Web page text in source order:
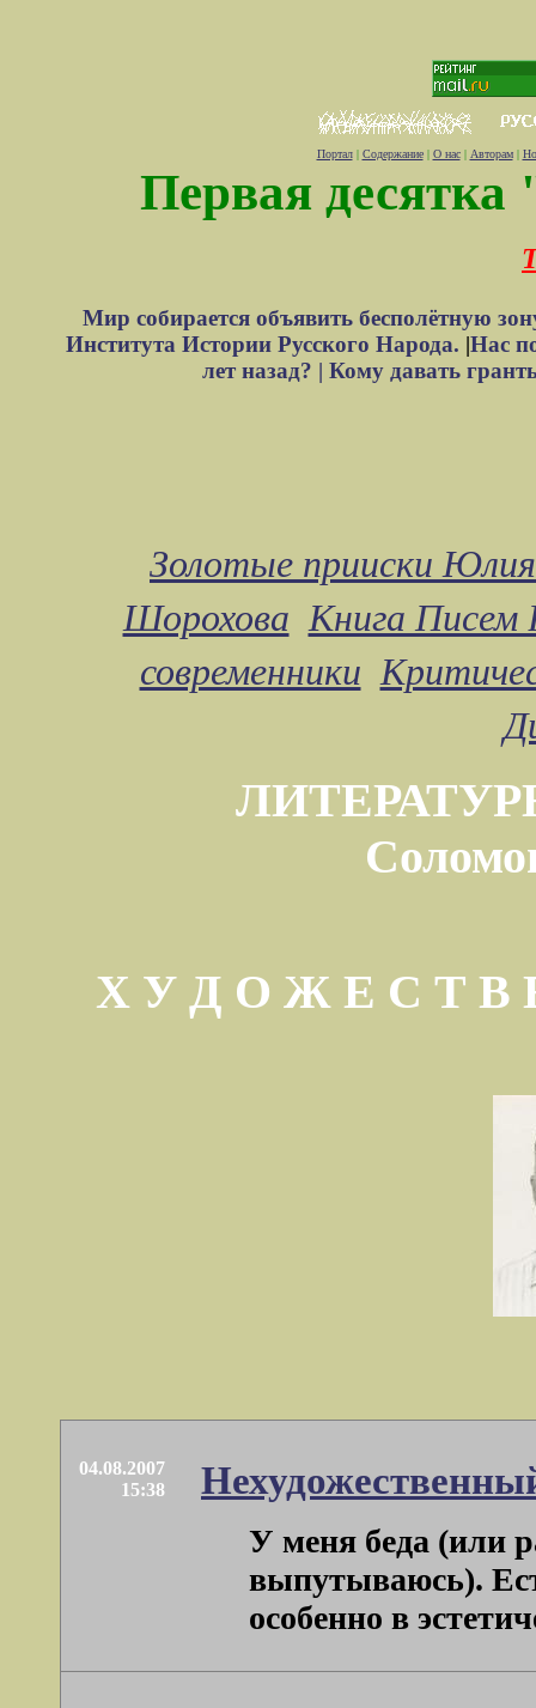
Портал| Содержание| О нас| Авторам|
Первая десятка
Мир собирается объявить бесполётную
Института Истории Русского Народа. |Нас
лет назад? | Кому давать
Золотые прииски
Шорохова Книга Писем
современники
Х У Д О Ж Е С Т
04.08.2007
15:38
У меня беда (или
выпутываюсь).
особенно в